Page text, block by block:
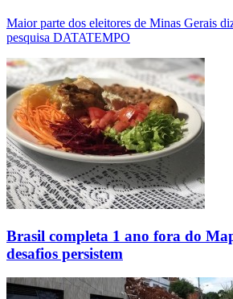
Maior parte dos eleitores de Minas Gerais
pesquisa DATATEMPO
Brasil completa 1 ano fora do
desafios persistem